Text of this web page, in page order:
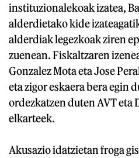
instituzionalekoak izatea,
alderdietako kide
alderdiak legezkoak ziren
zuenean. Fiskaltzaren
Gonzalez Mota eta Jose
eta zigor eskaera bera egin
ordezkatzen duten AVT eta
elkarteek.
Akusazio idatzietan froga